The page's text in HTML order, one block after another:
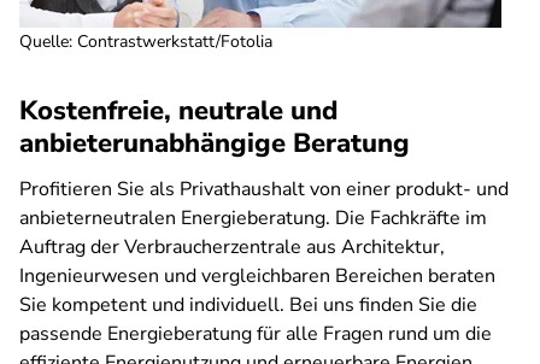
Quelle: Contrastwerkstatt/Fotolia
Kostenfreie, neutrale und
anbieterunabhängige Beratung
Profitieren Sie als Privathaushalt von einer produkt- und
anbieterneutralen Energieberatung. Die Fachkräfte im
Auftrag der Verbraucherzentrale aus Architektur,
Ingenieurwesen und vergleichbaren Bereichen beraten
Sie kompetent und individuell. Bei uns finden Sie die
passende Energieberatung für alle Fragen rund um die